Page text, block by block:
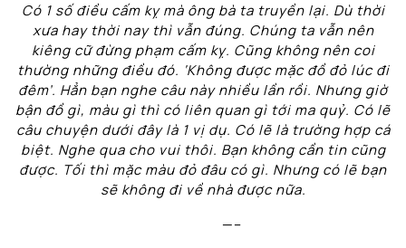
Có 1 số điều cấm kỵ mà ông bà ta truyền lại. Dù thời
xưa hay thời nay thì vẫn đúng. Chúng ta vẫn nên
kiêng cữ đừng phạm cấm kỵ. Cũng không nên coi
thường những điều đó. ‘Không được mặc đồ đỏ lúc đi
đêm’. Hẳn bạn nghe câu này nhiều lần rồi. Nhưng giờ
bận đồ gì, màu gì thì có liên quan gì tới ma quỷ. Có lẽ
câu chuyện dưới đây là 1 vị dụ. Có lẽ là trường hợp cá
biệt. Nghe qua cho vui thôi. Bạn không cần tin cũng
được. Tối thì mặc màu đỏ đâu có gì. Nhưng có lẽ bạn
sẽ không đi về nhà được nữa.
—–